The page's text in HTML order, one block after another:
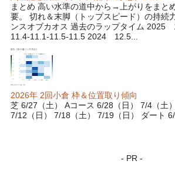
まとめ 高い水準の道中から→上がりをまと
要。 切れ＆末脚（トップスピード）の持続
ンスオブカオス 過去のラップタイム 2025
11.4-11.1-11.5-11.5 2024 12.5...
2026年 2回小倉 枠＆位置取り傾向
芝 6/27（土） Aコース 6/28（日） 7/4（土
7/12（日） 7/18（土） 7/19（日） ダート
- PR -